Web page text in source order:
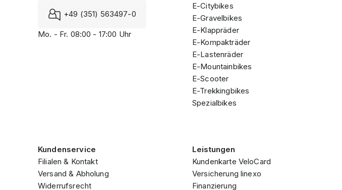
+49 (351) 563497-0
Mo. - Fr. 08:00 - 17:00 Uhr
E-Citybikes
E-Gravelbikes
E-Klappräder
E-Kompakträder
E-Lastenräder
E-Mountainbikes
E-Scooter
E-Trekkingbikes
Spezialbikes
Kundenservice
Filialen & Kontakt
Versand & Abholung
Widerrufsrecht
Leistungen
Kundenkarte VeloCard
Versicherung linexo
Finanzierung